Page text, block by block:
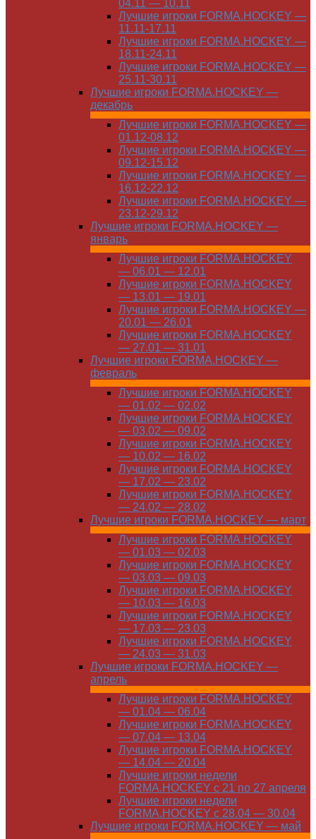
04.11 — 10.11
Лучшие игроки FORMA.HOCKEY —
11.11-17.11
Лучшие игроки FORMA.HOCKEY —
18.11-24.11
Лучшие игроки FORMA.HOCKEY —
25.11-30.11
Лучшие игроки FORMA.HOCKEY —
декабрь
Лучшие игроки FORMA.HOCKEY —
01.12-08.12
Лучшие игроки FORMA.HOCKEY —
09.12-15.12
Лучшие игроки FORMA.HOCKEY —
16.12-22.12
Лучшие игроки FORMA.HOCKEY —
23.12-29.12
Лучшие игроки FORMA.HOCKEY —
январь
Лучшие игроки FORMA.HOCKEY
— 06.01 — 12.01
Лучшие игроки FORMA.HOCKEY
— 13.01 — 19.01
Лучшие игроки FORMA.HOCKEY —
20.01 — 26.01
Лучшие игроки FORMA.HOCKEY
— 27.01 — 31.01
Лучшие игроки FORMA.HOCKEY —
февраль
Лучшие игроки FORMA.HOCKEY
— 01.02 — 02.02
Лучшие игроки FORMA.HOCKEY
— 03.02 — 09.02
Лучшие игроки FORMA.HOCKEY
— 10.02 — 16.02
Лучшие игроки FORMA.HOCKEY
— 17.02 — 23.02
Лучшие игроки FORMA.HOCKEY
— 24.02 — 28.02
Лучшие игроки FORMA.HOCKEY — март
Лучшие игроки FORMA.HOCKEY
— 01.03 — 02.03
Лучшие игроки FORMA.HOCKEY
— 03.03 — 09.03
Лучшие игроки FORMA.HOCKEY
— 10.03 — 16.03
Лучшие игроки FORMA.HOCKEY
— 17.03 — 23.03
Лучшие игроки FORMA.HOCKEY
— 24.03 — 31.03
Лучшие игроки FORMA.HOCKEY —
апрель
Лучшие игроки FORMA.HOCKEY
— 01.04 — 06.04
Лучшие игроки FORMA.HOCKEY
— 07.04 — 13.04
Лучшие игроки FORMA.HOCKEY
— 14.04 — 20.04
Лучшие игроки недели
FORMA.HOCKEY с 21 по 27 апреля
Лучшие игроки недели
FORMA.HOCKEY с 28.04 — 30.04
Лучшие игроки FORMA.HOCKEY — май